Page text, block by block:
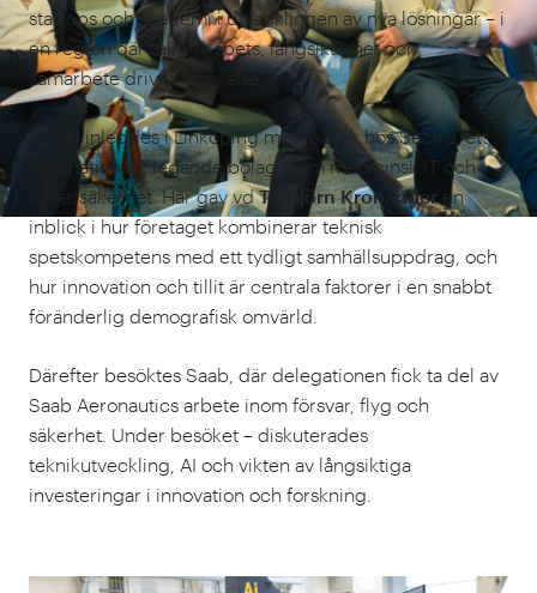
startups och akademi i utvecklingen av nya lösningar – i
en region där teknisk spets, långsiktighet och
samarbete driver förnyelse.
Resan inleddes i Linköping med besök hos Sectra, ett
internationellt ledande bolag inom medicinsk IT och
cybersäkerhet. Här gav vdTorbjörn Kronander en
inblick i hur företaget kombinerar teknisk
spetskompetens med ett tydligt samhällsuppdrag, och
hur innovation och tillit är centrala faktorer i en snabbt
föränderlig demografisk omvärld.
Därefter besöktes Saab, där delegationen fick ta del av
Saab Aeronautics arbete inom försvar, flyg och
säkerhet. Under besöket – diskuterades
teknikutveckling, AI och vikten av långsiktiga
investeringar i innovation och forskning.